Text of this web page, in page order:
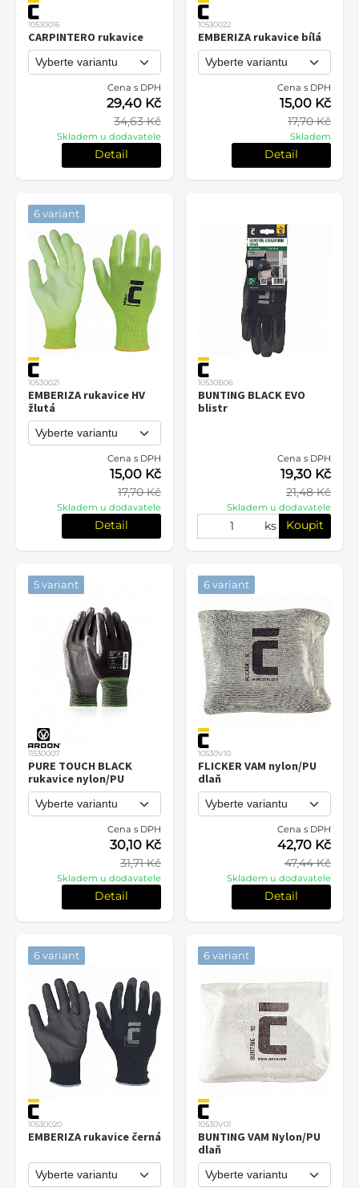
10530016
CARPINTERO rukavice
Cena s DPH
34,63 Kč
29,40 Kč
Skladem u dodavatele
Detail
10530022
EMBERIZA rukavice bílá
Cena s DPH
17,70 Kč
15,00 Kč
Skladem
Detail
6 variant
10530021
EMBERIZA rukavice HV
žlutá
Cena s DPH
17,70 Kč
15,00 Kč
Skladem u dodavatele
Detail
10530B06
BUNTING BLACK EVO
blistr
Cena s DPH
21,48 Kč
19,30 Kč
Skladem u dodavatele
ks Koupit
5 variant
11530007
PURE TOUCH BLACK
rukavice nylon/PU
Cena s DPH
31,71 Kč
30,10 Kč
Skladem u dodavatele
Detail
6 variant
10530V10
FLICKER VAM nylon/PU
dlaň
Cena s DPH
47,44 Kč
42,70 Kč
Skladem u dodavatele
Detail
6 variant
10530020
EMBERIZA rukavice černá
6 variant
10530V01
BUNTING VAM Nylon/PU
dlaň